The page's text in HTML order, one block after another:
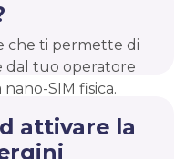
che ti permette di
dal tuo operatore
SIM fisica.
attivare la